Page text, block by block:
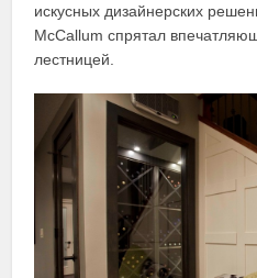
искусных дизайнерских
McCallum спрятал
лестницей.